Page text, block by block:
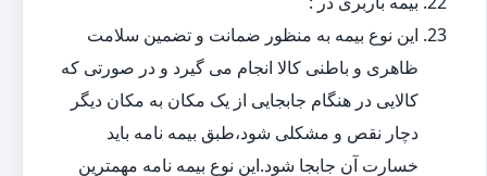
این نوع بیمه به منظور ضمانت و تضمین سلامت
ظاهری و باطنی کالا انجام می گیرد و در صورتی که
کالایی در هنگام جابجایی از یک مکان به مکان دیگر
دچار نقص و مشکلی شود،طبق بیمه نامه باید
خسارت آن جابجا شود.این نوع بیمه نامه مهمترین